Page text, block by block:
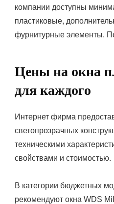
компании доступны
пластиковые,
фурнитурные элементы.
Цены на окна
для каждого
Интернет фирма
светопрозрачных
техническими
свойствами и стоимостью.
В категории бюджетных
рекомендуют окна WDS